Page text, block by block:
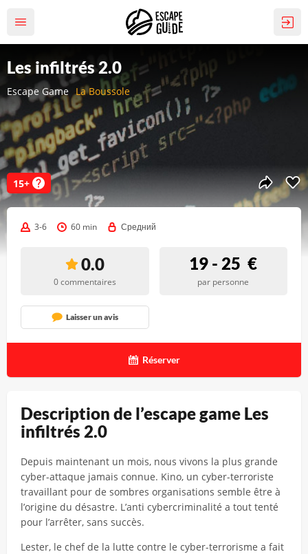
Escape Game La Boussole
Les infiltrés 2.0
15+
Description de l’escape game Les
infiltrés 2.0
Depuis maintenant un mois, nous vivons la plus grande
cyber-attaque jamais connue. Kino, un cyber-terroriste
travaillant pour de sombres organisations semble être à
l’origine du désastre. L’anti cybercriminalité a tout tenté
pour l’arrêter, sans succès.
Lester, le chef de la lutte contre le cyber-terrorisme a fait
3-6 60 min Средний
0.0
0 commentaires
19 - 25 €
par personne
Laisser un avis
Réserver